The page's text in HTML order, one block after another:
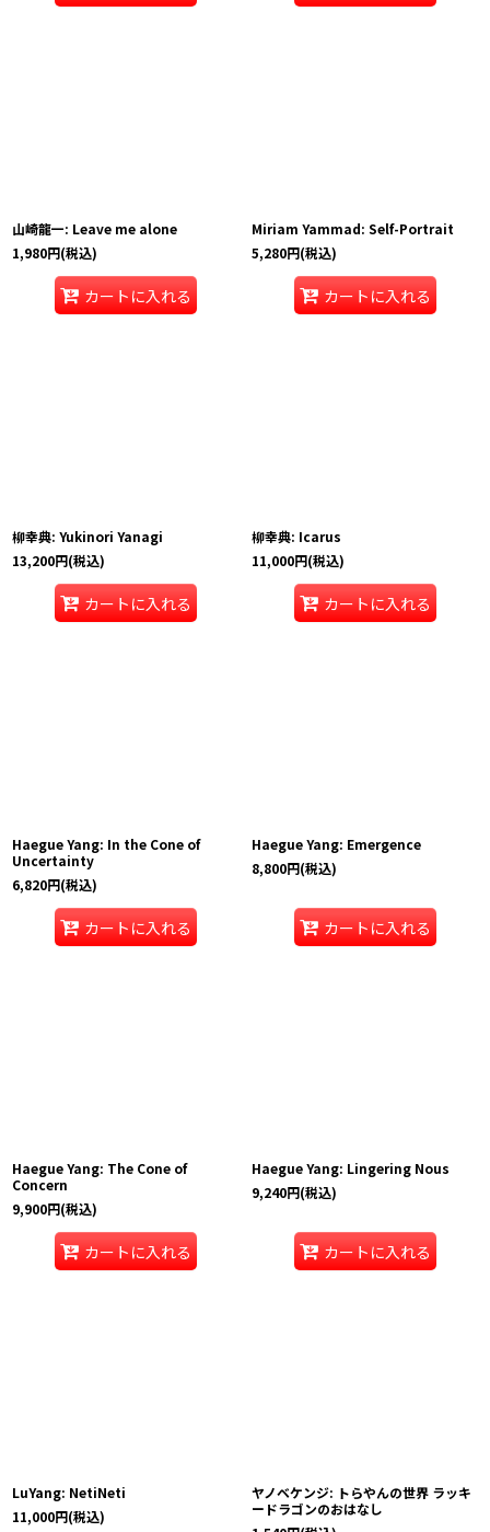
山崎龍一: Leave me alone
1,980円(税込)
カートに入れる
Miriam Yammad: Self-Portrait
5,280円(税込)
カートに入れる
柳幸典: Yukinori Yanagi
13,200円(税込)
カートに入れる
柳幸典: Icarus
11,000円(税込)
カートに入れる
Haegue Yang: In the Cone of
Uncertainty
6,820円(税込)
カートに入れる
Haegue Yang: Emergence
8,800円(税込)
カートに入れる
Haegue Yang: The Cone of
Concern
9,900円(税込)
カートに入れる
Haegue Yang: Lingering Nous
9,240円(税込)
カートに入れる
LuYang: NetiNeti
11,000円(税込)
ヤノベケンジ: トらやんの世界 ラッキ
ードラゴンのおはなし